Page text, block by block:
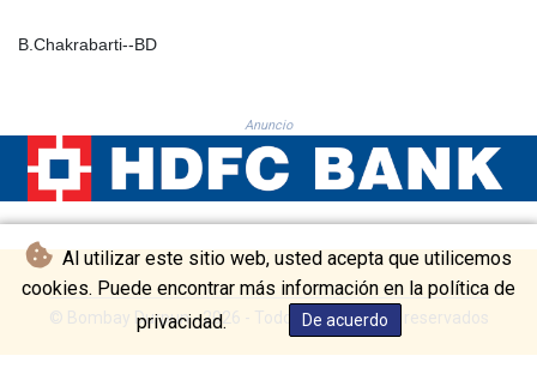
Al utilizar este sitio web, usted acepta que utilicemos
cookies. Puede encontrar más información en la política de
privacidad.
De acuerdo
LRD 208.057415
LSL 18.726567
LTL 3.413768
LVL 0.699335
MAD 10.743067
MDL 20.044751
MGA 4918.938878
MKD 61.524236
B.Chakrabarti--BD
Anuncio
© Bombay Durpun - 2026 - Todos los derechos reservados